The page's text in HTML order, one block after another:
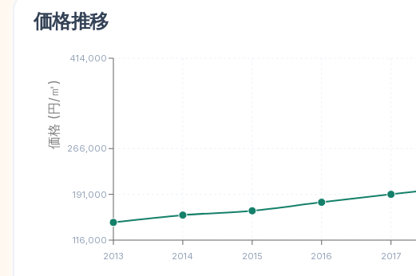
価格推移
2013 2014 2015 2016 2017
116,000
191,000
266,000
414,000
価格 (円/㎡)